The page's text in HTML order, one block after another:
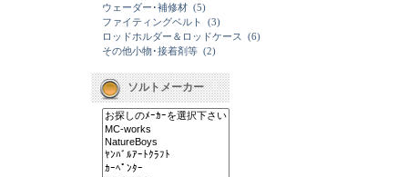
ウェーダー･補修材 (5)
ファイティングベルト
(3)
ロッドホルダー＆ロッドケース
(6)
その他小物･接着剤等 (2)
ソルトメーカー